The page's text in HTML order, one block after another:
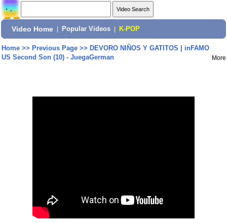
Video Home Popular Videos K-POP
Home>> Previous Page>> DEVORO NIÑOS Y GATITOS | inFAMO
US Second Son (10) - JuegaGerman
More